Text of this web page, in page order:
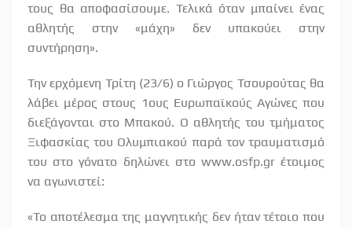
τους θα αποφασίσουμε. Τελικά όταν μπαίνει ένας
αθλητής στην «μάχη» δεν υπακούει στην
συντήρηση».
Την ερχόμενη Τρίτη (23/6) ο Γιώργος Τσουρούτας θα
λάβει μέρος στους 1ους Ευρωπαϊκούς Αγώνες που
διεξάγονται στο Μπακού. Ο αθλητής του τμήματος
Ξιφασκίας του Ολυμπιακού παρά τον τραυματισμό
του στο γόνατο δηλώνει στο www.osfp.gr έτοιμος
να αγωνιστεί:
«Το αποτέλεσμα της μαγνητικής δεν ήταν τέτοιο που